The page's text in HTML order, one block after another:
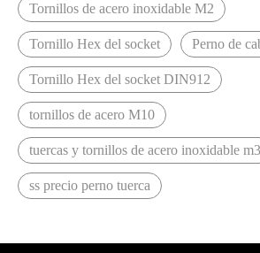
Tornillos de acero inoxidable M2
Tornillo Hex del socket Perno de
Tornillo Hex del socket DIN912
tornillos de acero M10
tuercas y tornillos de acero inoxidable m3
ss precio perno tuerca